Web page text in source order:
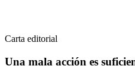
Carta editorial
Una mala acción es